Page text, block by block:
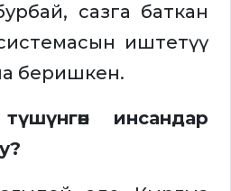
сазга баткан
иштетүү
беришкен.
инсандар